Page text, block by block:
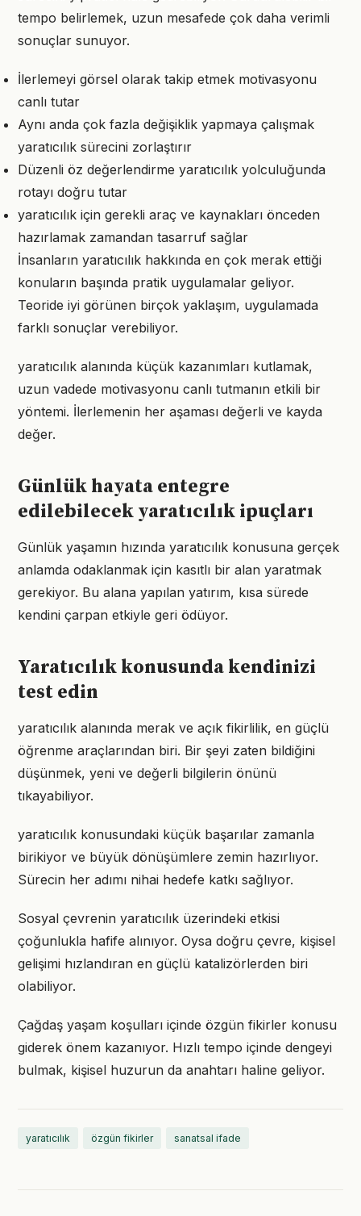
tempo belirlemek, uzun mesafede çok daha verimli
sonuçlar sunuyor.
İlerlemeyi görsel olarak takip etmek motivasyonu
canlı tutar
Aynı anda çok fazla değişiklik yapmaya çalışmak
yaratıcılık sürecini zorlaştırır
Düzenli öz değerlendirme yaratıcılık yolculuğunda
rotayı doğru tutar
yaratıcılık için gerekli araç ve kaynakları önceden
hazırlamak zamandan tasarruf sağlar
İnsanların yaratıcılık hakkında en çok merak ettiği
konuların başında pratik uygulamalar geliyor.
Teoride iyi görünen birçok yaklaşım, uygulamada
farklı sonuçlar verebiliyor.
yaratıcılık alanında küçük kazanımları kutlamak,
uzun vadede motivasyonu canlı tutmanın etkili bir
yöntemi. İlerlemenin her aşaması değerli ve kayda
değer.
Günlük hayata entegre
edilebilecek yaratıcılık ipuçları
Günlük yaşamın hızında yaratıcılık konusuna gerçek
anlamda odaklanmak için kasıtlı bir alan yaratmak
gerekiyor. Bu alana yapılan yatırım, kısa sürede
kendini çarpan etkiyle geri ödüyor.
Yaratıcılık konusunda kendinizi
test edin
yaratıcılık alanında merak ve açık fikirlilik, en güçlü
öğrenme araçlarından biri. Bir şeyi zaten bildiğini
düşünmek, yeni ve değerli bilgilerin önünü
tıkayabiliyor.
yaratıcılık konusundaki küçük başarılar zamanla
birikiyor ve büyük dönüşümlere zemin hazırlıyor.
Sürecin her adımı nihai hedefe katkı sağlıyor.
Sosyal çevrenin yaratıcılık üzerindeki etkisi
çoğunlukla hafife alınıyor. Oysa doğru çevre, kişisel
gelişimi hızlandıran en güçlü katalizörlerden biri
olabiliyor.
Çağdaş yaşam koşulları içinde özgün fikirler konusu
giderek önem kazanıyor. Hızlı tempo içinde dengeyi
bulmak, kişisel huzurun da anahtarı haline geliyor.
yaratıcılık özgün fikirler sanatsal ifade